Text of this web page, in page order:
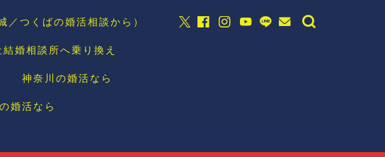
つくばの婚活相談から）
結婚相談所へ乗り換え
神奈川の婚活なら
婚活なら